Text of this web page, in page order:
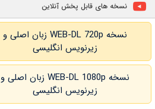
نسخه های قابل پخش آنلاین
نسخه WEB-DL 720p زبان اصلی و
زیرنویس انگلیسی
نسخه WEB-DL 1080p زبان اصلی و
زیرنویس انگلیسی